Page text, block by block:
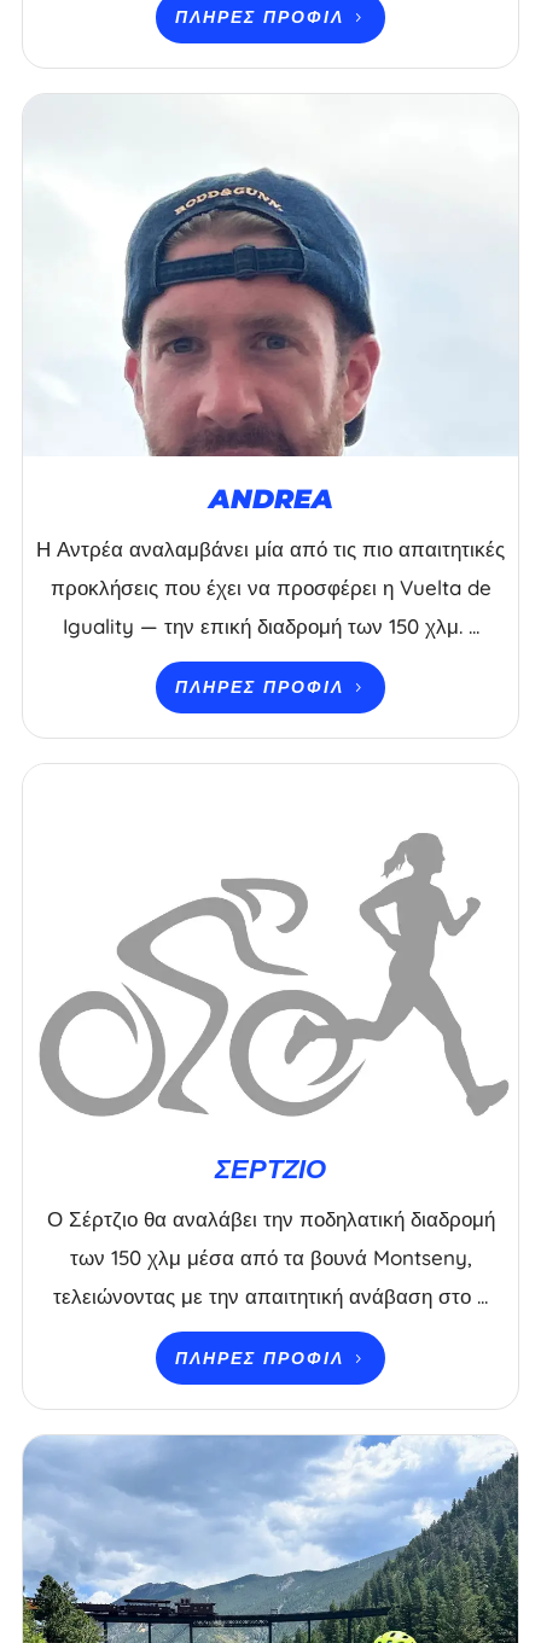
ΠΛΉΡΕΣ ΠΡΟΦΊΛ
ANDREA
Η Αντρέα αναλαμβάνει μία από τις πιο απαιτητικές
προκλήσεις που έχει να προσφέρει η Vuelta de
Iguality — την επική διαδρομή των 150 χλμ. ...
ΠΛΉΡΕΣ ΠΡΟΦΊΛ
ΣΈΡΤΖΙΟ
Ο Σέρτζιο θα αναλάβει την ποδηλατική διαδρομή
των 150 χλμ μέσα από τα βουνά Montseny,
τελειώνοντας με την απαιτητική ανάβαση στο ...
ΠΛΉΡΕΣ ΠΡΟΦΊΛ